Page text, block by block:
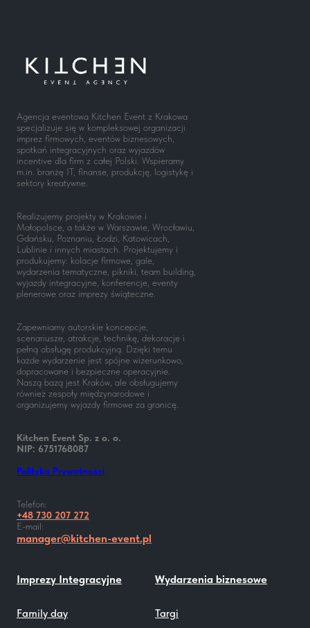
Agencja eventowa Kitchen Event z Krakowa
specjalizuje się w kompleksowej organizacji
imprez firmowych, eventów biznesowych,
spotkań integracyjnych oraz wyjazdów
incentive dla firm z całej Polski. Wspieramy
m.in. branżę IT, finanse, produkcję, logistykę i
sektory kreatywne.
Realizujemy projekty w Krakowie i
Małopolsce, a także w Warszawie, Wrocławiu,
Gdańsku, Poznaniu, Łodzi, Katowicach,
Lublinie i innych miastach. Projektujemy i
produkujemy: kolacje firmowe, gale,
wydarzenia tematyczne, pikniki, team building,
wyjazdy integracyjne, konferencje, eventy
plenerowe oraz imprezy świąteczne.
Zapewniamy autorskie koncepcje,
scenariusze, atrakcje, technikę, dekoracje i
pełną obsługę produkcyjną. Dzięki temu
każde wydarzenie jest spójne wizerunkowo,
dopracowane i bezpieczne operacyjnie.
Naszą bazą jest Kraków, ale obsługujemy
również zespoły międzynarodowe i
organizujemy wyjazdy firmowe za granicę.
Kitchen Event Sp. z o. o.
NIP: 6751768087
Polityka Prywatności
Telefon:
+48 730 207 272
E-mail:
manager@kitchen-event.pl
Imprezy Integracyjne
Family day
Wydarzenia biznesowe
Targi